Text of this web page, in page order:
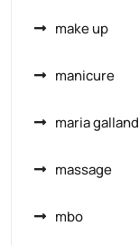
make up
manicure
maria galland
massage
mbo